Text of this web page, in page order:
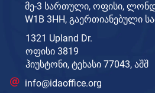
მე-3 სართული, ოფისი,
W1B 3HH, გაერთიანებული
1321 Upland Dr.
ოფისი 3819
ჰიუსტონი, ტეხასი 77043, აშშ
info@idaoffice.org